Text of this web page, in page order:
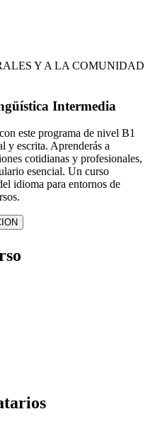
Y A LA COMUNIDAD
Intermedia
este programa de nivel B1
y escrita. Aprenderás a
cotidianas y profesionales,
esencial. Un curso
idioma para entornos de